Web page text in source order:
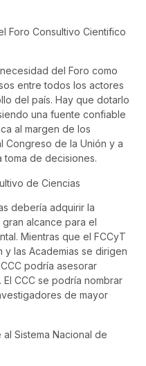
Foro Consultivo Cientifico
del Foro como
entre todos los actores
del país. Hay que dotarlo
una fuente confiable
al margen de los
Congreso de la Unión y a
toma de decisiones.
de Ciencias
debería adquirir la
alcance para el
Mientras que el FCCyT
y las Academias se dirigen
podría asesorar
CCC se podría nombrar
de mayor
Sistema Nacional de